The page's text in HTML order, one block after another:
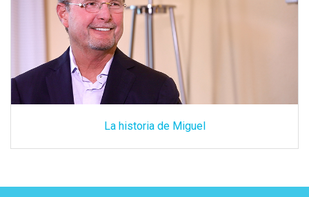
La historia de Miguel